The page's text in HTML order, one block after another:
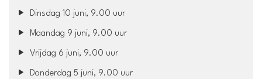
Dinsdag 10 juni, 9.00 uur
Maandag 9 juni, 9.00 uur
Vrijdag 6 juni, 9.00 uur
Donderdag 5 juni, 9.00 uur